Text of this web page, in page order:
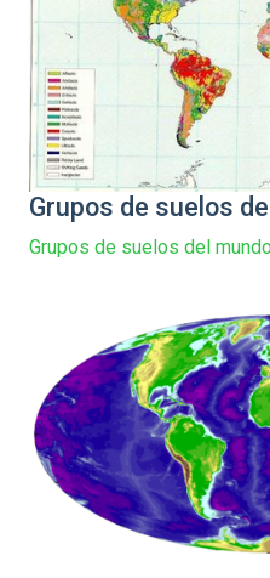
Grupos de suelos
Grupos de suelos del